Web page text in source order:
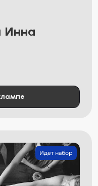
Инна
Идет набор